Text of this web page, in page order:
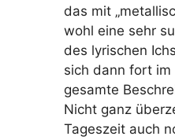
das mit
wohl eine sehr
des lyrischen
sich dann fort
gesamte
Nicht ganz
Tageszeit auch